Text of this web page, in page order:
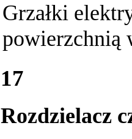
Grzałki
powierzchnią
17
Rozdzielacz